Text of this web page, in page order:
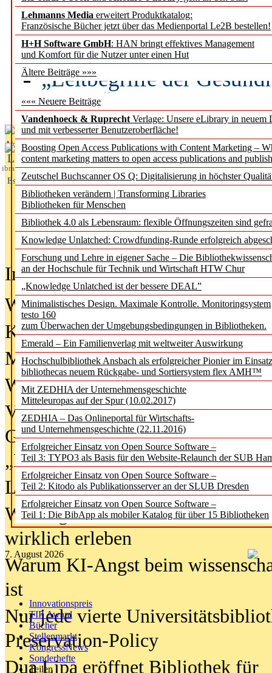
Lehmanns Media erweitert Produktkatalog:
Französische Bücher jetzt über das Medienportal Le2B bestellen!
H+H Software GmbH: HAN bringt effektives Management
und Komfort für die Nutzer unter einen Hut
Ältere Beiträge »»»
««« Neuere Beiträge
Vandenhoeck & Ruprecht Verlage: Unsere eLibrary in neuem
und mit verbesserter Benutzeroberfläche!
Boosting Open Access Publications with Content Marketing –
content marketing matters to open access publications and
Zeutschel Buchscanner OS Q: Digitalisierung in höchster
Bibliotheken verändern | Transforming Libraries
Bibliotheken für Menschen
Bibliothek 4.0 als Lebensraum: flexible Öffnungszeiten sind
Knowledge Unlatched: Crowdfunding-Runde erfolgreich
Forschung und Lehre in eigener Sache – Die
an der Hochschule für Technik und Wirtschaft HTW Chur
„Knowledge Unlatched ist der bessere DEAL”
Minimalistisches Design. Maximale Kontrolle. Monitoringsystem
testo 160
zum Überwachen der Umgebungsbedingungen in Bibliotheken.
Emerald – Ein Familienverlag mit weltweiter Auswirkung
Hochschulbibliothek Ansbach als erfolgreicher Pionier im
bibliothecas neuem Rückgabe- und Sortiersystem flex AMH™
Mit ZEDHIA der Unternehmensgeschichte
Mitteleuropas auf der Spur (10.02.2017)
ZEDHIA – Das Onlineportal für Wirtschafts-
und Unternehmensgeschichte (22.11.2016)
Erfolgreicher Einsatz von Open Source Software –
Teil 3: TYPO3 als Basis für den Website-Relaunch der SUB
Erfolgreicher Einsatz von Open Source Software –
Teil 2: Kitodo als Publikationsserver an der SLUB Dresden
Erfolgreicher Einsatz von Open Source Software –
Teil 1: Die BibApp als mobiler Katalog für über 15 Bibliotheken
7. August 2026
Innovationspreis
TIP Award
Bücher
Stellenmarkt
KongressNews
Sonderhefte
Teilen
Künstliche Intelligenz
besser zu verstehen
„Leitbegriffe der
des BIÖG erscheinen
Aktuelles aus
L
ibrary
Essentials
In der Ausgabe06/2026(August
Was Hochschul­bibliotheken von
Kinder in der digitalen Welt
Metadaten als Infrastruktur
Wenn Bots katalogisieren
Von Abschlusskleidern bis
Geisterjagd-Ausrüstung in der
„Library of Things“ unterwegs
Lesen als Infrastrukturaufgabe
Wie Jugendliche Social Media
wirklich erleben
Warum KI-Angst beim
ist
Nur jede vierte
Preservation-Policy
Dua Lipa eröffnet Bibliothek für